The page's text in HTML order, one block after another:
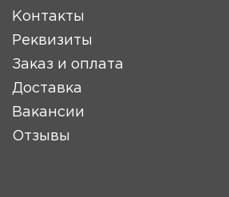
Контакты
Реквизиты
Заказ и оплата
Доставка
Вакансии
Отзывы